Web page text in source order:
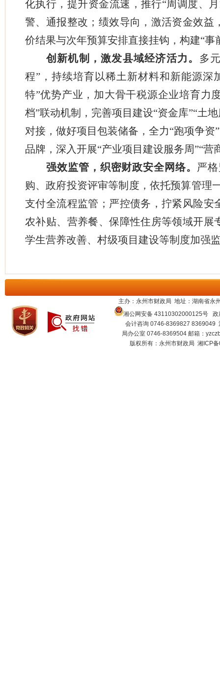
化执行，提升资金流速，推行“周调度、
警、通报整改；绩效导向，激活资金效
价结果与次年预算安排直接挂钩，构建“
创新机制，激发县域经济活力。 多
程”，持续培育以稀土新材料和新能源深
特”优势产业，加大骨干税源企业培育力
档”联动机制，完善项目建设“资金库”“土
对接，做好项目包装储备，全力“跑项争
品牌，深入开展“产业项目建设服务周”“
强效监管，织密财政安全网络。 严
购、政府投资评审等制度，依托预算管理
支付全流程监管；严控债务，拧紧风险
农补贴、营养餐、保障性住房等领域开
学生营养改善、村级项目建设等制度加强
主办：永州市财政局 地址：湖南省永
湘公网安备 43110302000125号 政
会计咨询 0746-8369827 8369049
局办公室 0746-8369504 邮箱：
版权所有：永州市财政局 湘ICP